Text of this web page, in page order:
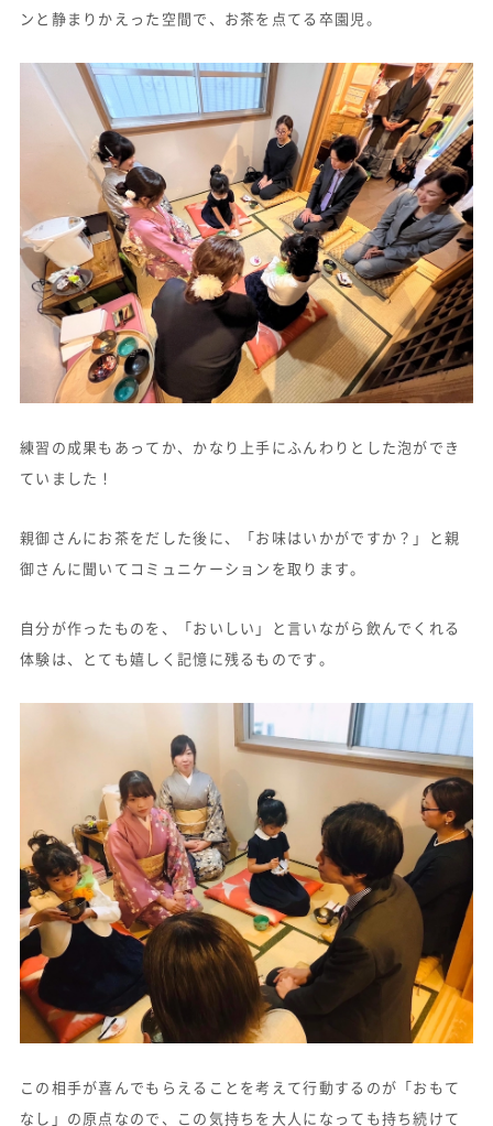
ンと静まりかえった空間で、お茶を点てる卒園児。
練習の成果もあってか、かなり上手にふんわりとした泡ができ
ていました！
親御さんにお茶をだした後に、「お味はいかがですか？」と親
御さんに聞いてコミュニケーションを取ります。
自分が作ったものを、「おいしい」と言いながら飲んでくれる
体験は、とても嬉しく記憶に残るものです。
この相手が喜んでもらえることを考えて行動するのが「おもて
なし」の原点なので、この気持ちを大人になっても持ち続けて